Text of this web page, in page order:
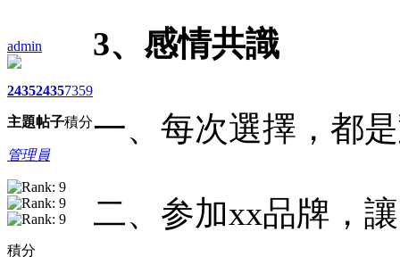
admin
2435
主題
2435
帖子
7359
積分
管理員
積分
3、感情共識
一、每次選擇，都
二、参加xx品牌，